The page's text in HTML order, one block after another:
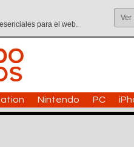
para el web.
Ver
Nintendo PC